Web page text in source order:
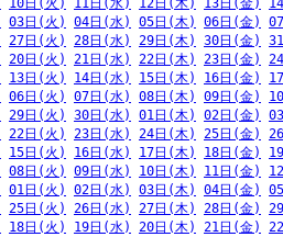
10日(火) 11日(水) 12日(木) 13日(金)
03日(火) 04日(水) 05日(木) 06日(金)
27日(火) 28日(水) 29日(木) 30日(金)
20日(火) 21日(水) 22日(木) 23日(金)
13日(火) 14日(水) 15日(木) 16日(金)
06日(火) 07日(水) 08日(木) 09日(金)
29日(火) 30日(水) 01日(木) 02日(金)
22日(火) 23日(水) 24日(木) 25日(金)
15日(火) 16日(水) 17日(木) 18日(金)
08日(火) 09日(水) 10日(木) 11日(金)
01日(火) 02日(水) 03日(木) 04日(金)
25日(火) 26日(水) 27日(木) 28日(金)
18日(火) 19日(水) 20日(木) 21日(金)